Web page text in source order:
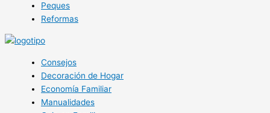
Peques
Reformas
Consejos
Decoración de Hogar
Economía Familiar
Manualidades